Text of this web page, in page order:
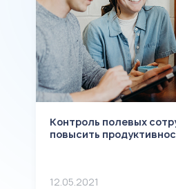
Контроль полевых
повысить
12.05.2021